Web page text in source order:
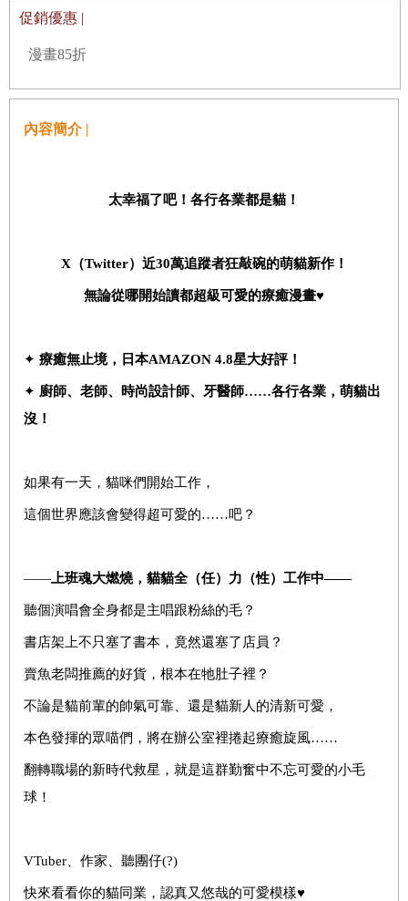
促銷優惠 |
漫畫85折
內容簡介 |
太幸福了吧！各行各業都是貓！
X （Twitter）近30萬追蹤者狂敲碗的萌貓新作！
無論從哪開始讀都超級可愛的療癒漫畫♥
✦ 療癒無止境， 日本AMAZON 4.8星大好評！
✦ 廚師、老師、時尚設計師、牙醫師……各行各業，萌貓出
沒！
如果有一天，貓咪們開始工作，
這個世界應該會變得超可愛的……吧？
—— 上班魂大燃燒，貓貓全（任）力（性）工作中——
聽個演唱會全身都是主唱跟粉絲的毛？
書店架上不只塞了書本，竟然還塞了店員？
賣魚老闆推薦的好貨，根本在牠肚子裡？
不論是貓前輩的帥氣可靠、還是貓新人的清新可愛，
本色發揮的眾喵們，將在辦公室裡捲起療癒旋風……
翻轉職場的新時代救星，就是這群勤奮中不忘可愛的小毛
球！
VTuber、作家、聽團仔(?)
快來看看你的貓同業，認真又悠哉的可愛模樣♥